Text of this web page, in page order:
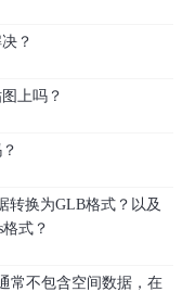
？
上吗？
转换为GLB格式？以及
式？
常不包含空间数据，在